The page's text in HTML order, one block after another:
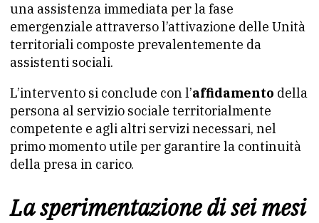
una assistenza immediata per la fase
emergenziale attraverso l’attivazione delle Unità
territoriali composte prevalentemente da
assistenti sociali.
L’intervento si conclude con l’affidamento della
persona al servizio sociale territorialmente
competente e agli altri servizi necessari, nel
primo momento utile per garantire la continuità
della presa in carico.
La sperimentazione di sei mesi